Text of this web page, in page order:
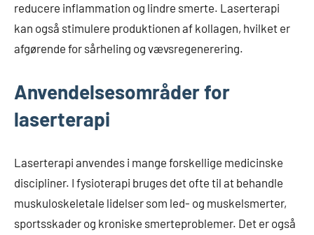
reducere inflammation og lindre smerte. Laserterapi
kan også stimulere produktionen af kollagen, hvilket er
afgørende for sårheling og vævsregenerering.
Anvendelsesområder for
laserterapi
Laserterapi anvendes i mange forskellige medicinske
discipliner. I fysioterapi bruges det ofte til at behandle
muskuloskeletale lidelser som led- og muskelsmerter,
sportsskader og kroniske smerteproblemer. Det er også